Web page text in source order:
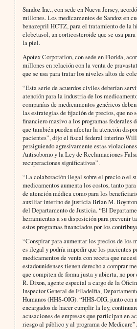
Sandoz Inc., con sede en Nueva Jersey,
millones. Los medicamentos de Sandoz en
benazepril HCTZ, para el tratamiento de la
clobetasol, un corticosteroide que se usa
la piel.
Apotex Corporation, con sede en Florida,
millones en relación con la venta de
que se usa para tratar los niveles altos de
“Esta serie de acuerdos civiles deberían
atención para la industria de los
compañías de medicamentos genéricos
las estrategias de fijación de precios, que no
financiero masivo a los programas federales
que también pueden afectar la atención
pacientes”, dijo el fiscal federal interino
persiguiendo agresivamente estas
Antisoborno y la Ley de Reclamaciones
recuperaciones significativas”.
“La colaboración ilegal sobre el precio o el
medicamentos aumenta los costos, tanto
de atención médica como para los
auxiliar interino de justicia Brian M.
del Departamento de Justicia. “El
herramientas a su disposición para prevenir
estos programas financiados por los
“Conspirar para aumentar los precios de los
es ilegal y podría impedir que los pacientes
medicamentos de venta con receta que
estadounidenses tienen derecho a comprar
que compiten de forma justa y abierta, no
R. Dixon, agente especial a cargo de la
Inspector General de Filadelfia,
Humanos (HHS-OIG). “HHS-OIG, junto con
encargados de hacer cumplir la ley,
acusaciones de empresas que participan en
riesgo al público y al programa de Medicare”.